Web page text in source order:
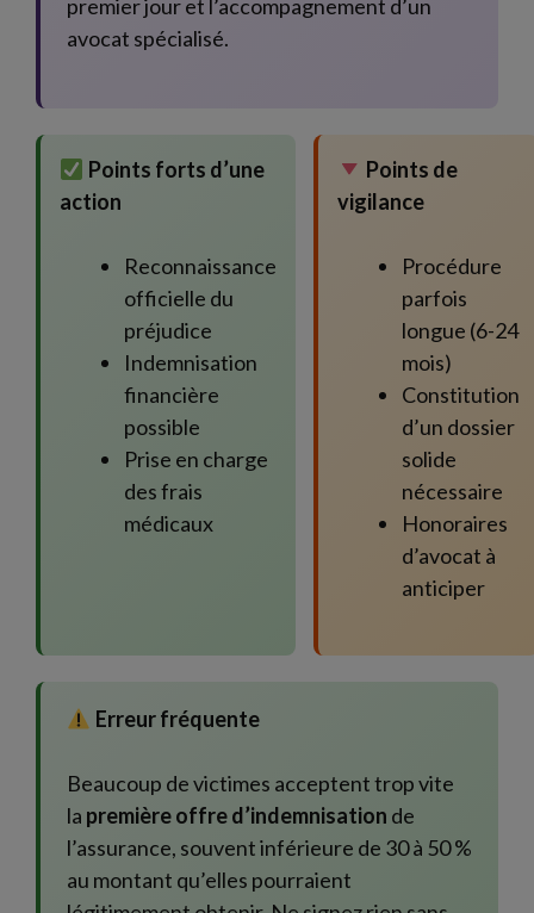
premier jour et l’accompagnement d’un
avocat spécialisé.
Points forts d’une
action
Reconnaissance
officielle du
préjudice
Indemnisation
financière
possible
Prise en charge
des frais
médicaux
Points de
vigilance
Procédure
parfois
longue (6-24
mois)
Constitution
d’un dossier
solide
nécessaire
Honoraires
d’avocat à
anticiper
Erreur fréquente
Beaucoup de victimes acceptent trop vite
la première offre d’indemnisation de
l’assurance, souvent inférieure de 30 à 50 %
au montant qu’elles pourraient